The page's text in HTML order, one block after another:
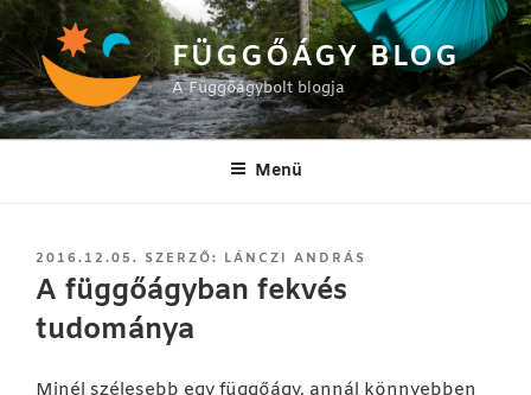
Tartalomhoz
FÜGGŐÁGY BLOG
A Függőágybolt blogja
Menü
BEKÜLDVE:
2016.12.05. SZERZŐ: LÁNCZI ANDRÁS
A függőágyban fekvés
tudománya